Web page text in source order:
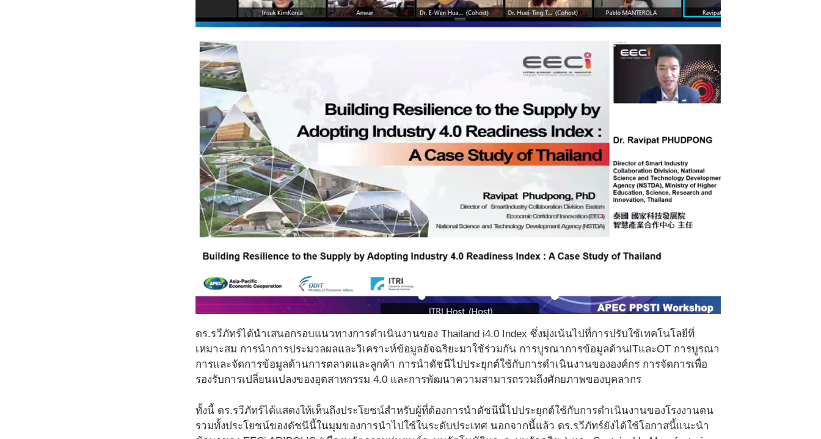
ดร.รวีภัทร์ได้นำเสนอกรอบแนวทางการดำเนินงานของ Thailand i4.0 Index ซึ่งมุ่งเน้นไปที่การปรับใช้เทคโนโลยีที่
เหมาะสม การนำการประมวลผลและวิเคราะห์ข้อมูลอัจฉริยะมาใช้ร่วมกัน การบูรณาการข้อมูลด้านITและOT การบูรณา
การและจัดการข้อมูลด้านการตลาดและลูกค้า การนำดัชนีไปประยุกต์ใช้กับการดำเนินงานขององค์กร การจัดการเพื่อ
รองรับการเปลี่ยนแปลงของอุตสาหกรรม 4.0 และการพัฒนาความสามารถรวมถึงศักยภาพของบุคลากร
ทั้งนี้ ดร.รวีภัทร์ได้แสดงให้เห็นถึงประโยชน์สำหรับผู้ที่ต้องการนำดัชนีนี้ไปประยุกต์ใช้กับการดำเนินงานของโรงงานตน
รวมทั้งประโยชน์ของดัชนีนี้ในมุมของการนำไปใช้ในระดับประเทศ นอกจากนี้แล้ว ดร.รวีภัทร์ยังได้ใช้โอกาสนี้แนะนำ